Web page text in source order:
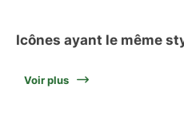
Icônes ayant le même
Voir plus